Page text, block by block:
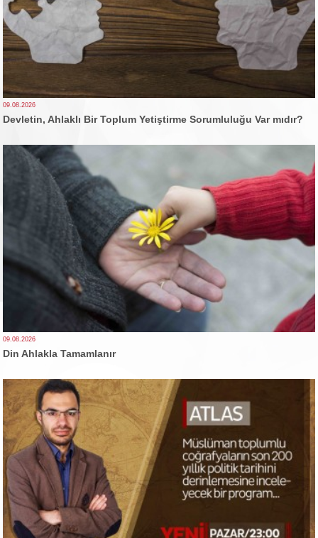
09.08.2026
Devletin, Ahlaklı Bir Toplum Yetiştirme Sorumluluğu Var mıdır?
09.08.2026
Din Ahlakla Tamamlanır